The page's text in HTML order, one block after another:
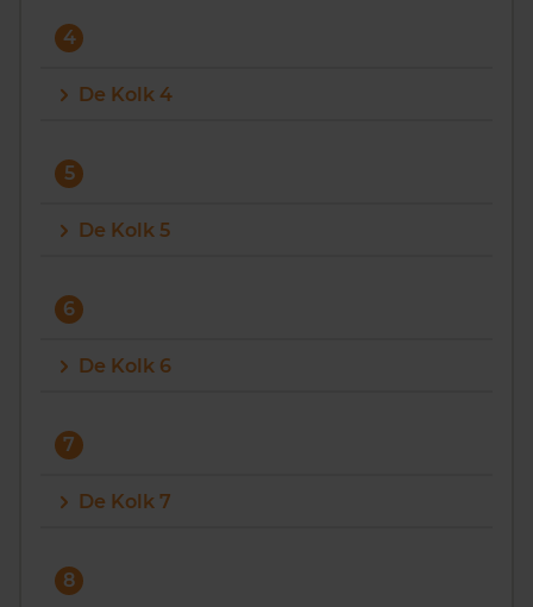
4
De Kolk 4
5
De Kolk 5
6
De Kolk 6
7
De Kolk 7
8